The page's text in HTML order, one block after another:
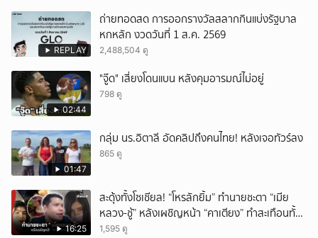
REPLAY
ถ่ายทอดสด การออกรางวัลสลากกินแบ่งรัฐบาล
หกหลัก งวดวันที่ 1 ส.ค. 2569
2,488,504 ดู
02:44
"จู๊ด" เสี่ยงโดนแบน หลังคุมอารมณ์ไม่อยู่
798 ดู
01:47
กลุ่ม นร.อิตาลี อัดคลิปถึงคนไทย! หลังเจอทัวร์ลง
865 ดู
16:25
สะดุ้งทั้งโซเชียล! “โหรลักยิ้ม” ทำนายชะตา “เมีย
หลวง-ชู้” หลังเผชิญหน้า “คาเตียง” ทำสะเทือนทั้ง
ประเทศ
1,595 ดู